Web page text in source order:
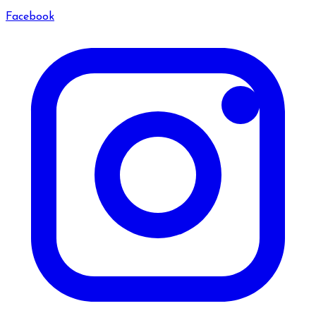
Facebook